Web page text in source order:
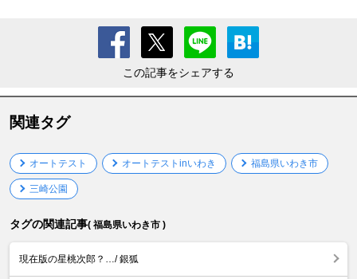
この記事をシェアする
関連タグ
オートテスト オートテストinいわき 福島県いわき市
三崎公園
タグの関連記事( 福島県いわき市 )
現在版の星桃次郎？…/ 銀狐